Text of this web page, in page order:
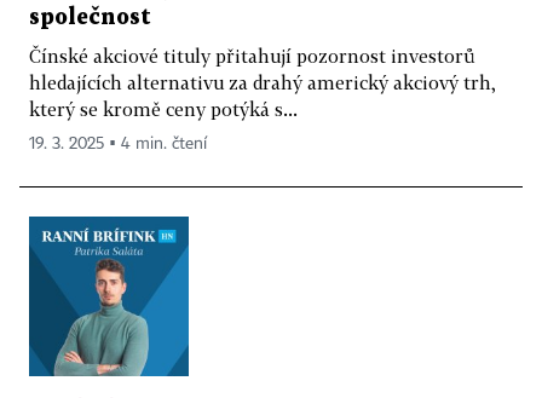
společnost
Čínské akciové tituly přitahují pozornost investorů
hledajících alternativu za drahý americký akciový trh,
který se kromě ceny potýká s...
19. 3. 2025 ▪ 4 min. čtení